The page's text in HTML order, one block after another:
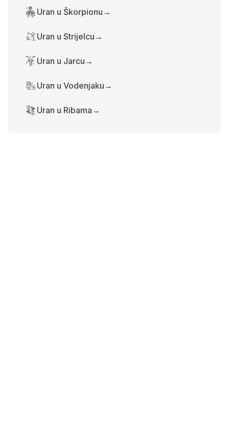
Uran u Škorpionu →
Uran u Strijelcu →
Uran u Jarcu →
Uran u Vodenjaku →
Uran u Ribama →